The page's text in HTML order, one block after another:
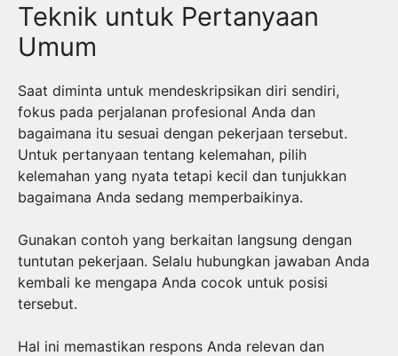
Teknik untuk Pertanyaan
Umum
Saat diminta untuk mendeskripsikan diri sendiri,
fokus pada perjalanan profesional Anda dan
bagaimana itu sesuai dengan pekerjaan tersebut.
Untuk pertanyaan tentang kelemahan, pilih
kelemahan yang nyata tetapi kecil dan tunjukkan
bagaimana Anda sedang memperbaikinya.
Gunakan contoh yang berkaitan langsung dengan
tuntutan pekerjaan. Selalu hubungkan jawaban Anda
kembali ke mengapa Anda cocok untuk posisi
tersebut.
Hal ini memastikan respons Anda relevan dan